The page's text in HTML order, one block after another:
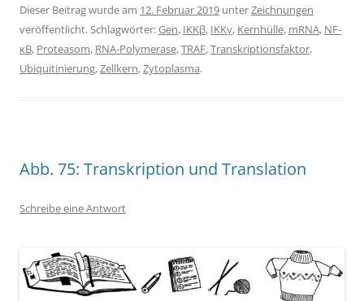
Dieser Beitrag wurde am 12. Februar 2019 unterZeichnungen
veröffentlicht. Schlagwörter:Gen, IKKβ, IKKγ, Kernhülle, mRNA, NF-
κB, Proteasom, RNA-Polymerase,TRAF,Transkriptionsfaktor,
Ubiquitinierung,Zellkern,Zytoplasma.
Abb. 75: Transkription und Translation
Schreibe eine Antwort